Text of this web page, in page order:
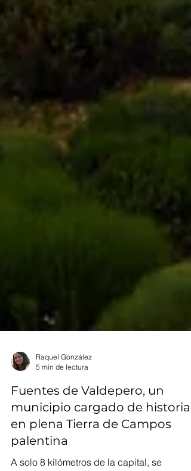
Raquel González
5 min de lectura
Fuentes de Valdepero, un
municipio cargado de historia